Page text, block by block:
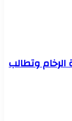
وتطالب